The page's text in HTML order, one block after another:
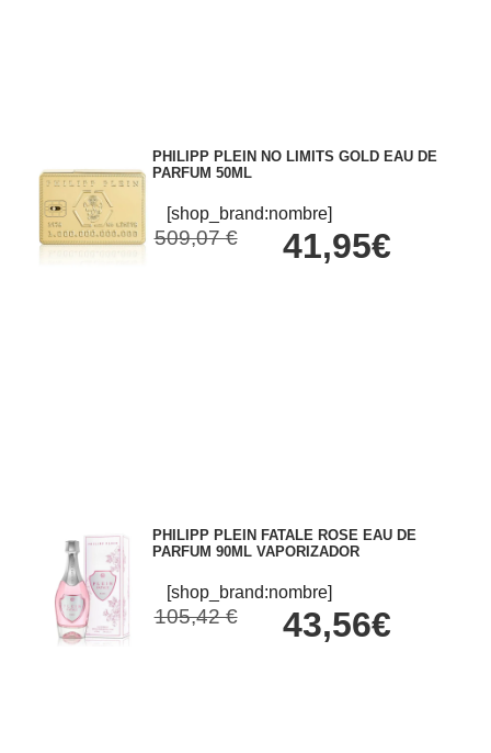
PHILIPP PLEIN NO LIMITS GOLD EAU DE
PARFUM 50ML
[shop_brand:nombre]
509,07 € 41,95€
PHILIPP PLEIN FATALE ROSE EAU DE
PARFUM 90ML VAPORIZADOR
[shop_brand:nombre]
105,42 € 43,56€